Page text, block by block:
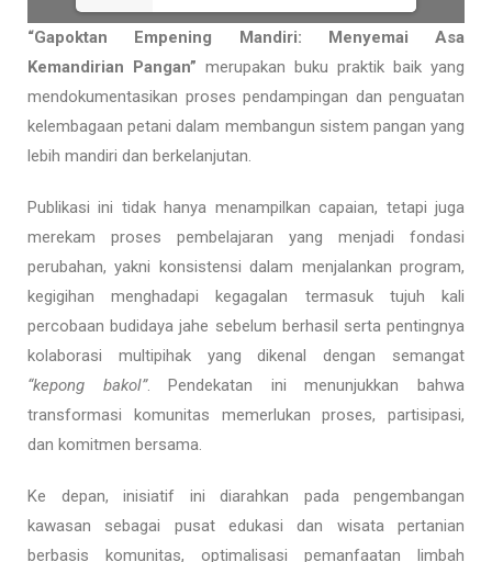
“Gapoktan Empening Mandiri: Menyemai Asa
Kemandirian Pangan” merupakan buku praktik baik yang
mendokumentasikan proses pendampingan dan penguatan
kelembagaan petani dalam membangun sistem pangan yang
lebih mandiri dan berkelanjutan.
Publikasi ini tidak hanya menampilkan capaian, tetapi juga
merekam proses pembelajaran yang menjadi fondasi
perubahan, yakni konsistensi dalam menjalankan program,
kegigihan menghadapi kegagalan termasuk tujuh kali
percobaan budidaya jahe sebelum berhasil serta pentingnya
kolaborasi multipihak yang dikenal dengan semangat
“kepong bakol”. Pendekatan ini menunjukkan bahwa
transformasi komunitas memerlukan proses, partisipasi,
dan komitmen bersama.
Ke depan, inisiatif ini diarahkan pada pengembangan
kawasan sebagai pusat edukasi dan wisata pertanian
berbasis komunitas, optimalisasi pemanfaatan limbah